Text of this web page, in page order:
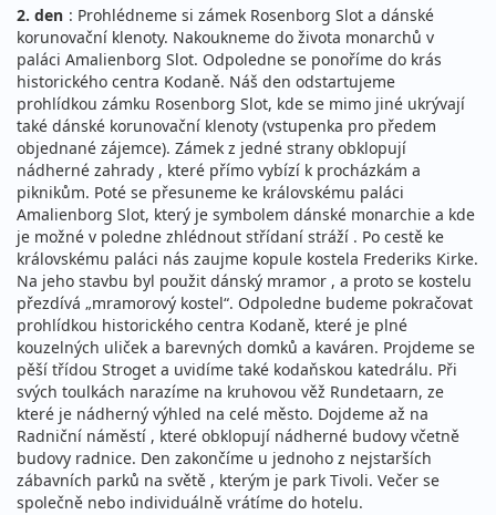
2. den : Prohlédneme si zámek Rosenborg Slot a dánské
korunovační klenoty. Nakoukneme do života monarchů v
paláci Amalienborg Slot. Odpoledne se ponoříme do krás
historického centra Kodaně. Náš den odstartujeme
prohlídkou zámku Rosenborg Slot, kde se mimo jiné ukrývají
také dánské korunovační klenoty (vstupenka pro předem
objednané zájemce). Zámek z jedné strany obklopují
nádherné zahrady , které přímo vybízí k procházkám a
piknikům. Poté se přesuneme ke královskému paláci
Amalienborg Slot, který je symbolem dánské monarchie a kde
je možné v poledne zhlédnout střídaní stráží . Po cestě ke
královskému paláci nás zaujme kopule kostela Frederiks Kirke.
Na jeho stavbu byl použit dánský mramor , a proto se kostelu
přezdívá „mramorový kostel“. Odpoledne budeme pokračovat
prohlídkou historického centra Kodaně, které je plné
kouzelných uliček a barevných domků a kaváren. Projdeme se
pěší třídou Stroget a uvidíme také kodaňskou katedrálu. Při
svých toulkách narazíme na kruhovou věž Rundetaarn, ze
které je nádherný výhled na celé město. Dojdeme až na
Radniční náměstí , které obklopují nádherné budovy včetně
budovy radnice. Den zakončíme u jednoho z nejstarších
zábavních parků na světě , kterým je park Tivoli. Večer se
společně nebo individuálně vrátíme do hotelu.